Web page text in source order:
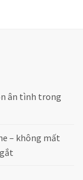
ân tình trong
– không mất